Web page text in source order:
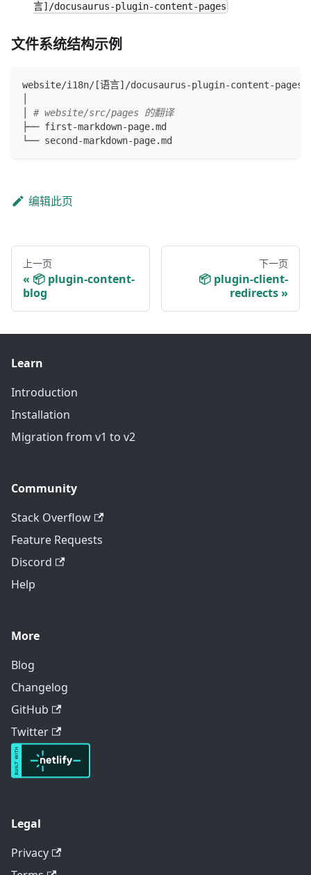
言]/docusaurus-plugin-content-pages
文件系统结构示例
website/i18n/ [语言] /docusaurus-plugin-content-pages
# website/src/pages 的翻译
├── first-markdown-page.md
└── second-markdown-page.md
编辑此页
上一页
📦 plugin-content-
blog
下一页
📦 plugin-client-
redirects
Learn
Introduction
Installation
Migration from v1 to v2
Community
Stack Overflow
Feature Requests
Discord
Help
More
Blog
Changelog
GitHub
Twitter
Legal
Privacy